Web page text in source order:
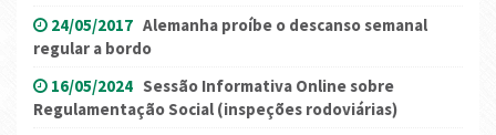
24/05/2017 Alemanha proíbe o descanso semanal
regular a bordo
16/05/2024 Sessão Informativa Online sobre
Regulamentação Social (inspeções rodoviárias)